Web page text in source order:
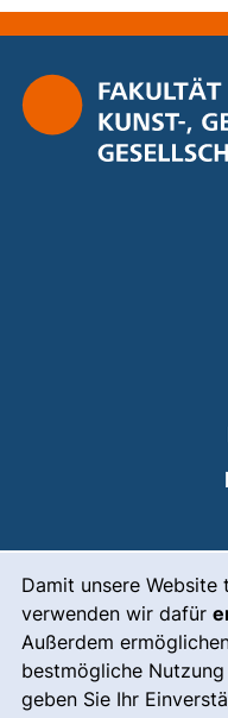
Damit unsere
verwenden wir dafür
Außerdem
bestmögliche
geben Sie Ihr